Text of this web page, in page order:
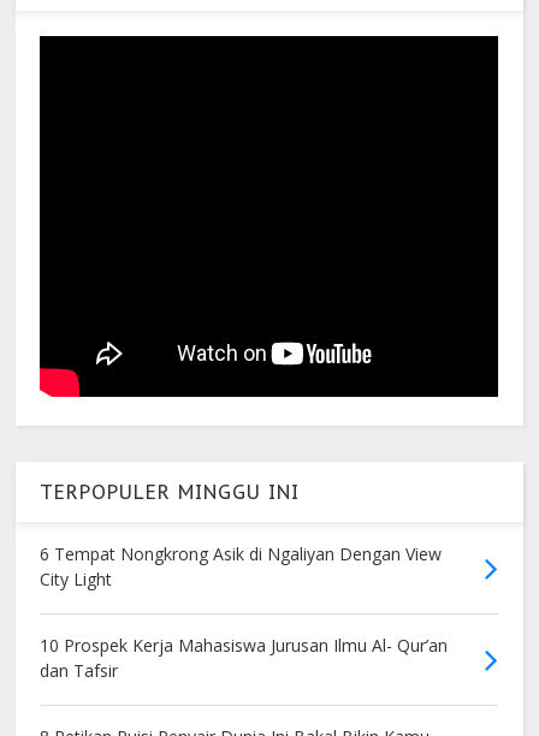
TERPOPULER MINGGU INI
6 Tempat Nongkrong Asik di Ngaliyan Dengan View
City Light
10 Prospek Kerja Mahasiswa Jurusan Ilmu Al- Qur’an
dan Tafsir